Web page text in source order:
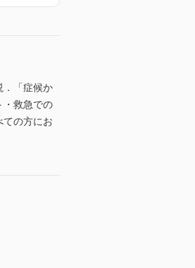
．「症候か
・救急での
ての方にお